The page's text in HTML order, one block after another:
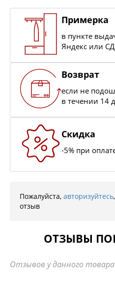
Примерка
в пункте
Яндекс или
Возврат
если не
в течении 14
Скидка
-5% при
Пожалуйста, авторизуйтесь
отзыв
ОТЗЫВЫ
Отзывов у данного